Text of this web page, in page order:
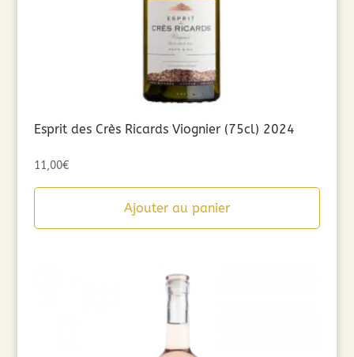
Esprit des Crès Ricards Viognier (75cl) 2024
11,00€
Ajouter au panier